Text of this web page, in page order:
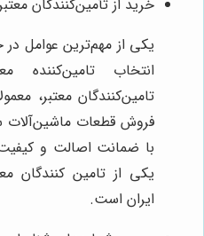
خرید از تأمین‌کنندگان
یکی از مهم‌ترین عوامل
انتخاب
تامین‌کنندگان معتبر،
فروش قطعات ماشین‌آلات
با ضمانت اصالت و
یکی از تامین کنندگان
ایران است.